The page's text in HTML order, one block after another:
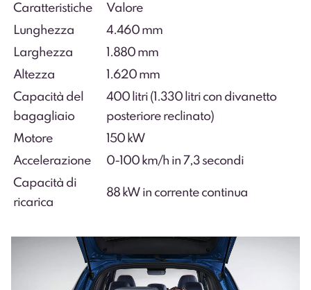
Caratteristiche
Valore
Lunghezza
4.460 mm
Larghezza
1.880 mm
Altezza
1.620 mm
Capacità del
bagagliaio
400 litri (1.330 litri con divanetto
posteriore reclinato)
Motore
150 kW
Accelerazione
0-100 km/h in 7,3 secondi
Capacità di
ricarica
88 kW in corrente continua